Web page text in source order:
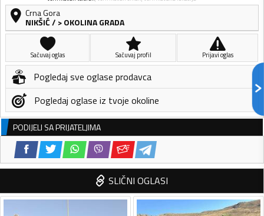
Crna Gora
NIKŠIĆ/ > OKOLINA GRADA
Sačuvaj oglas Sačuvaj profil Prijavi oglas
Pogledaj sve oglase prodavca
Pogledaj oglase iz tvoje okoline
PODIJELI SA PRIJATELJIMA
SLIČNI OGLASI